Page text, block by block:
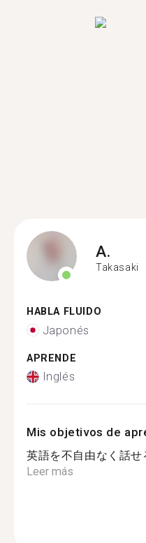
A.
Takasaki
HABLA FLUIDO
Japonés
APRENDE
Inglés
Mis objetivos de
英語を不自由なく話
Leer más